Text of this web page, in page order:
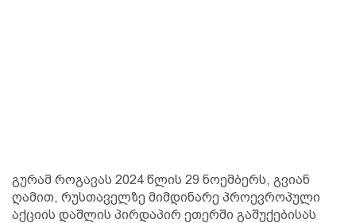
გურამ როგავას 2024 წლის 29 ნოემბერს, გვიან
ღამით, რუსთაველზე მიმდინარე პროევროპული
აქციის დაშლის პირდაპირ ეთერში გაშუქებისას